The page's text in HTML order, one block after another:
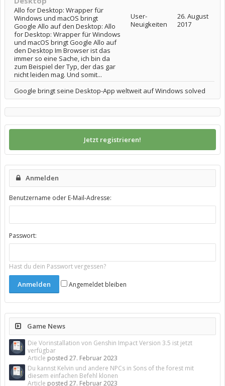
Allo for Desktop: Wrapper für
Windows und macOS bringt
Google Allo auf den Desktop: Allo
for Desktop: Wrapper für Windows
und macOS bringt Google Allo auf
den Desktop Im Browser ist das
immer so eine Sache, ich bin da
zum Beispiel der Typ, der das gar
nicht leiden mag. Und somit...
User-
Neuigkeiten
26. August
2017
Google bringt seine Desktop-App weltweit auf Windows solved
Jetzt registrieren!
Anmelden
Benutzername oder E-Mail-Adresse:
Passwort:
Hast du dein Passwort vergessen?
Angemeldet bleiben
Game News
Die Vorinstallation von Genshin Impact Version 3.5 ist jetzt
verfügbar
Article posted 27. Februar 2023
Du kannst Kelvin und andere NPCs in Sons of the forest mit
diesem einfachen Befehl klonen
Article posted 27. Februar 2023